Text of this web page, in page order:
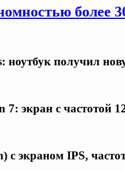
более
получил
экран с частотой
с экраном IPS,